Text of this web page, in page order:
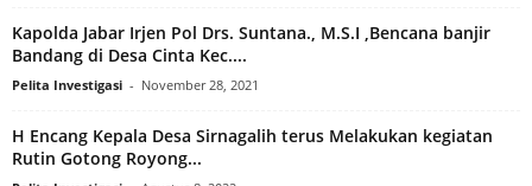
Kapolda Jabar Irjen Pol Drs. Suntana., M.S.I ,Bencana banjir
Bandang di Desa Cinta Kec....
Pelita Investigasi - November 28, 2021
H Encang Kepala Desa Sirnagalih terus Melakukan kegiatan
Rutin Gotong Royong...